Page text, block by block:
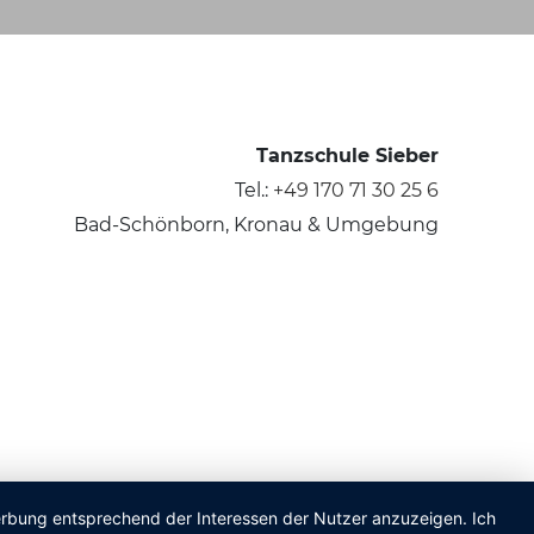
entsprechend der Interessen der Nutzer anzuzeigen. Ich
Tanzschule Sieber
Tel.: +49 170 71 30 25 6
Bad-Schönborn, Kronau & Umgebung